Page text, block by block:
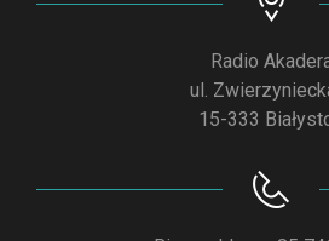
Radio
ul.
15-333